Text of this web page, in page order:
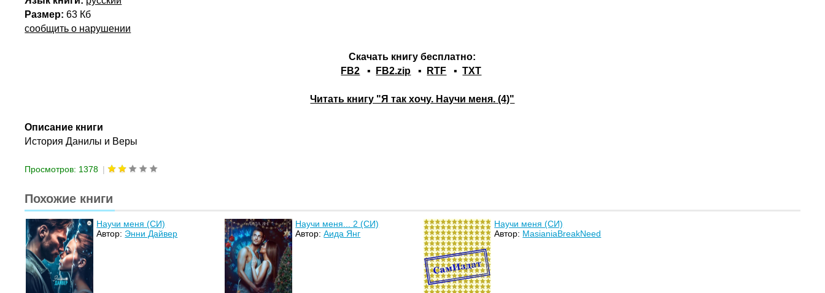
Размер: 63 Кб
сообщить о нарушении
Скачать книгу бесплатно:
FB2 ▪ FB2.zip ▪ RTF ▪TXT
Читать книгу "Я так хочу. Научи меня. (4)"
Описание книги
История Данилы и Веры
Просмотров: 1378 |
Похожие книги
Научи меня (СИ)
Автор: Энни Дайвер
Научи меня... 2 (СИ)
Автор:Аида Янг
Научи меня (СИ)
Автор: MasianiaBreakNeed